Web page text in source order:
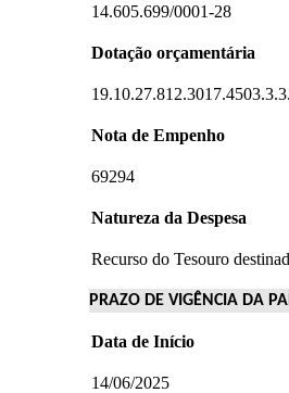
14.605.699/0001-28
Dotação orçamentária
Nota de Empenho
69294
Natureza da Despesa
Recurso do Tesouro
PRAZO DE VIGÊNCIA DA
Data de Início
14/06/2025